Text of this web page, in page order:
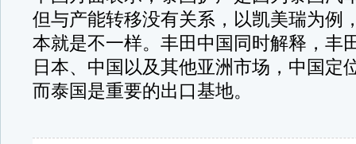
但与产能转移没有关系，以凯美瑞为例
本就是不一样。丰田中国同时解释，丰
日本、中国以及其他亚洲市场，中国定
而泰国是重要的出口基地。